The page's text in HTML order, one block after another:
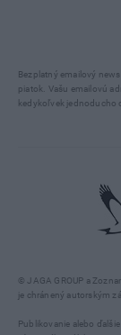
© JAGA GROUP a
je chránený autorským
Publikovanie alebo
Bezplatný emailový
piatok. Vašu emailovú
kedykoľvek jednoducho